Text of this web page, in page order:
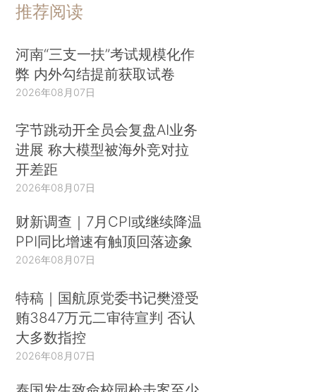
推荐阅读
河南“三支一扶”考试规模化作
弊 内外勾结提前获取试卷
2026年08月07日
字节跳动开全员会复盘AI业务
进展 称大模型被海外竞对拉
开差距
2026年08月07日
财新调查｜7月CPI或继续降温
PPI同比增速有触顶回落迹象
2026年08月07日
特稿｜国航原党委书记樊澄受
贿3847万元二审待宣判 否认
大多数指控
2026年08月07日